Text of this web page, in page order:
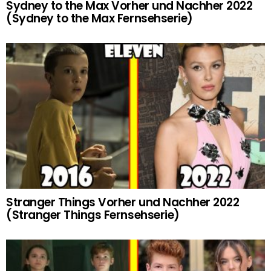
Sydney to the Max Vorher und Nachher 2022
(Sydney to the Max Fernsehserie)
Stranger Things Vorher und Nachher 2022
(Stranger Things Fernsehserie)